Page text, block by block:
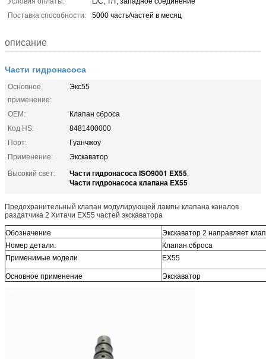
Поставка способности:
5000 часть/частей в месяц
описание
Части гидронасоса
Основное
применение:
Экс55
OEM:
Клапан сброса
Код HS:
8481400000
Порт:
Гуанчжоу
Применение:
Экскаватор
Высокий свет:
Части гидронасоса ISO9001 EX55,
Части гидронасоса клапана EX55
Предохранительный клапан модулирующей лампы клапана каналов
раздатчика 2 Хитачи EX55 частей экскаватора
Обозначение
Экскаватор 2 направляет
Номер детали.
Клапан сброса
Применимые модели
EX55
Основное применение Экскаватор